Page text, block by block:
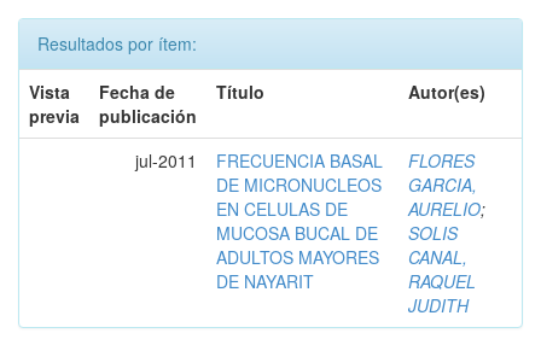
Resultados por ítem:
Vista
previa
Fecha de
publicación
Título Autor(es)
jul-2011
FRECUENCIA BASAL
DE MICRONUCLEOS
EN CELULAS DE
MUCOSA BUCAL DE
ADULTOS MAYORES
DE NAYARIT
FLORES
GARCIA,
AURELIO;
SOLIS
CANAL,
RAQUEL
JUDITH